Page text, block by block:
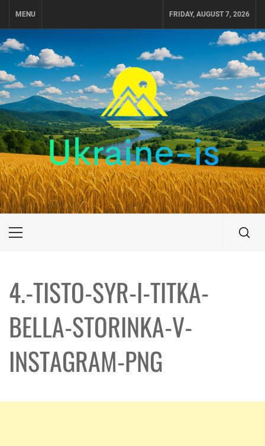
MENU FRIDAY, AUGUST 7, 2026
UKRAINE-IS
ПОДОРОЖI ПО УКРАЇНІ
Primary
4.-TISTO-SYR-I-TITKA-
BELLA-STORINKA-V-
INSTAGRAM-PNG